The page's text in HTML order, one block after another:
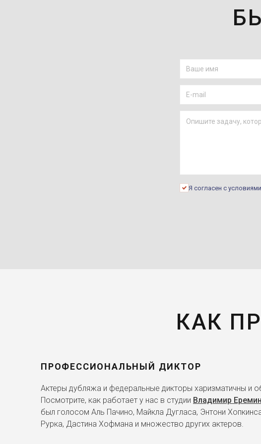
Я согласен с
КАК
ПРОФЕССИОНАЛЬНЫЙ ДИКТОР
Актеры дубляжа и федеральные дикторы харизматичны и
Посмотрите, как работает у нас в студии Владимир Еремин
был голосом Аль Пачино, Майкла Дугласа, Энтони
Рурка, Дастина Хофмана и множество других актеров.